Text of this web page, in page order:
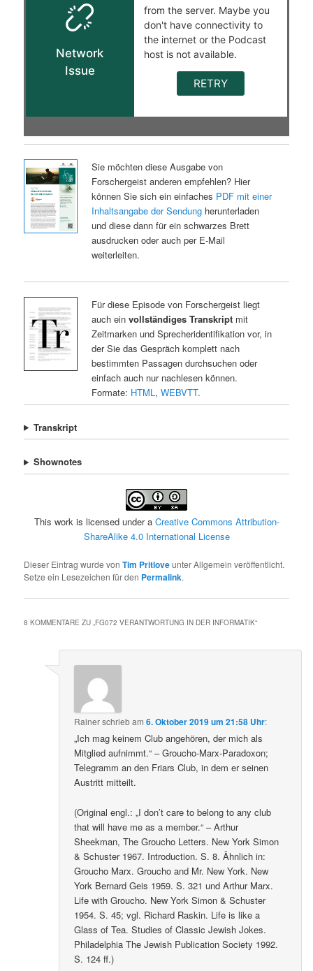
Sie möchten diese Ausgabe von
Forschergeist anderen empfehlen? Hier
können Sie sich ein einfaches PDF mit einer
Inhaltsangabe der Sendungherunterladen
und diese dann für ein schwarzes Brett
ausdrucken oder auch per E-Mail
weiterleiten.
Für diese Episode von Forschergeist liegt
auch ein vollständiges Transkriptmit
Zeitmarken und Sprecheridentifikation vor, in
der Sie das Gespräch komplett nach
bestimmten Passagen durchsuchen oder
einfach auch nur nachlesen können.
Formate: HTML, WEBVTT.
Transkript
Shownotes
This work is licensed under a Creative Commons Attribution-
ShareAlike 4.0 International License
Dieser Eintrag wurde vonTim Pritloveunter Allgemein veröffentlicht.
Setze ein Lesezeichen für den Permalink.
8 KOMMENTARE ZU „FG072 VERANTWORTUNG IN DER INFORMATIK“
Rainerschriebam6. Oktober 2019 um 21:58 Uhr:
„Ich mag keinem Club angehören, der mich als
Mitglied aufnimmt.“ – Groucho-Marx-Paradoxon;
Telegramm an den Friars Club, in dem er seinen
Austritt mitteilt.
(Original engl.: „I don’t care to belong to any club
that will have me as a member.“ – Arthur
Sheekman, The Groucho Letters. New York Simon
& Schuster 1967. Introduction. S. 8. Ähnlich in:
Groucho Marx. Groucho and Mr. New York. New
York Bernard Geis 1959. S. 321 und Arthur Marx.
Life with Groucho. New York Simon & Schuster
1954. S. 45; vgl. Richard Raskin. Life is like a
Glass of Tea. Studies of Classic Jewish Jokes.
Philadelphia The Jewish Publication Society 1992.
S. 124 ff.)